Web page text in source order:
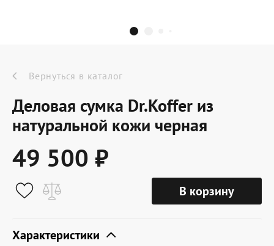
Dr.Koffer Outlet
Новинки
Акции
О компании
Условия доставки
Вернуться в каталог
Деловая сумка Dr.Koffer из
натуральной кожи черная
49 500 ₽
В корзину
Характеристики